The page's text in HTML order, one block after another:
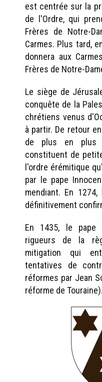
est centrée sur la
de l'Ordre, qui
Frères de Notre-
Carmes. Plus tard,
donnera aux
Frères de Notre-
Le siège de
conquête de la
chrétiens venus
à partir. De retour
de plus en
constituent de
l'ordre érémitique
par le pape
mendiant. En
définitivement
En 1435, le pape
rigueurs de la
mitigation qui
tentatives de
réformes par Jean
réforme de Touraine).